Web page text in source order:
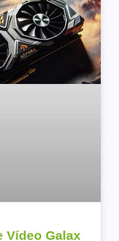
Vídeo Galax